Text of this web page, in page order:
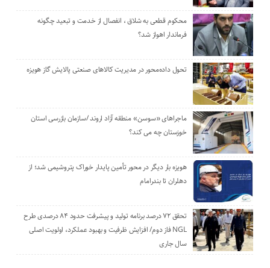
محکوم قطعی به شلاق ، انفصال از خدمت و تبعید چگونه
فرماندار اهواز شد؟
تحول داده‌محور در مدیریت کالاهای صنعتی پالایش گاز هویزه
ماجراهای «سوسن» منطقه آزاد اروند /سازمان بازرسی استان
خوزستان چه می کند؟
هویزه بار دیگر در محور تأمین پایدار خوراک پتروشیمی شد؛ از
دهلران تا بندرامام
تحقق ۷۲ درصد برنامه تولید و پیشرفت حدود ۸۴ درصدی طرح
NGL فاز دوم/ افزایش ظرفیت و بهبود عملکرد، اولویت اصلی
سال جاری